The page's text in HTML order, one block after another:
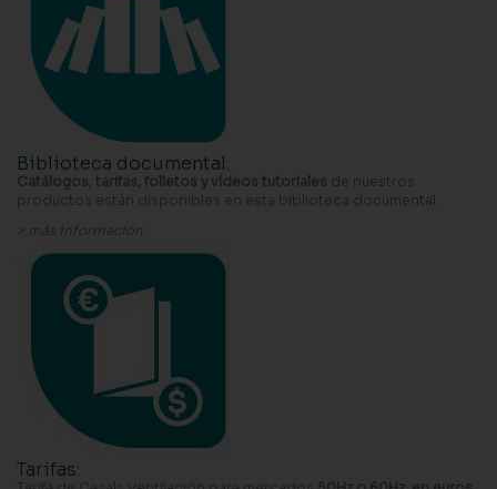
Biblioteca documental:
Catálogos, tarifas, folletos y vídeos tutoriales de nuestros
productos están disponibles en esta biblioteca documental.
> más información
Tarifas: